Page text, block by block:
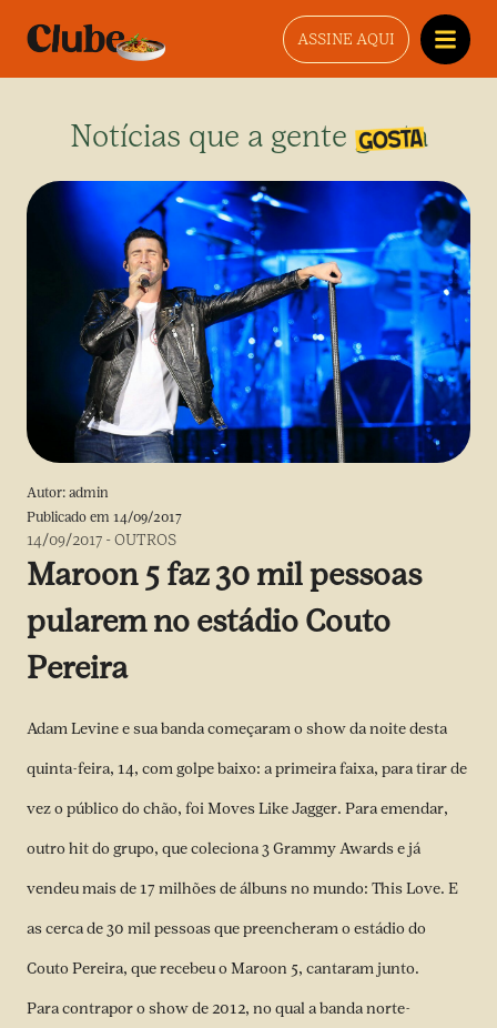
ASSINE AQUI
Notícias que a gente gosta
Autor: admin
Publicado em 14/09/2017
14/09/2017 -OUTROS
Maroon 5 faz 30 mil pessoas
pularem no estádio Couto
Pereira
Adam Levine e sua banda começaram o show da noite desta
quinta-feira, 14, com golpe baixo: a primeira faixa, para tirar de
vez o público do chão, foi Moves Like Jagger. Para emendar,
outro hit do grupo, que coleciona 3 Grammy Awards e já
vendeu mais de 17 milhões de álbuns no mundo: This Love. E
as cerca de 30 mil pessoas que preencheram o estádio do
Couto Pereira, que recebeu o Maroon 5, cantaram junto.
Para contrapor o show de 2012, no qual a banda norte-